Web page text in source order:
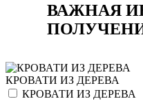
ВАЖНАЯ
КРОВАТИ ИЗ ДЕРЕВА
КРОВАТИ ИЗ ДЕРЕВА